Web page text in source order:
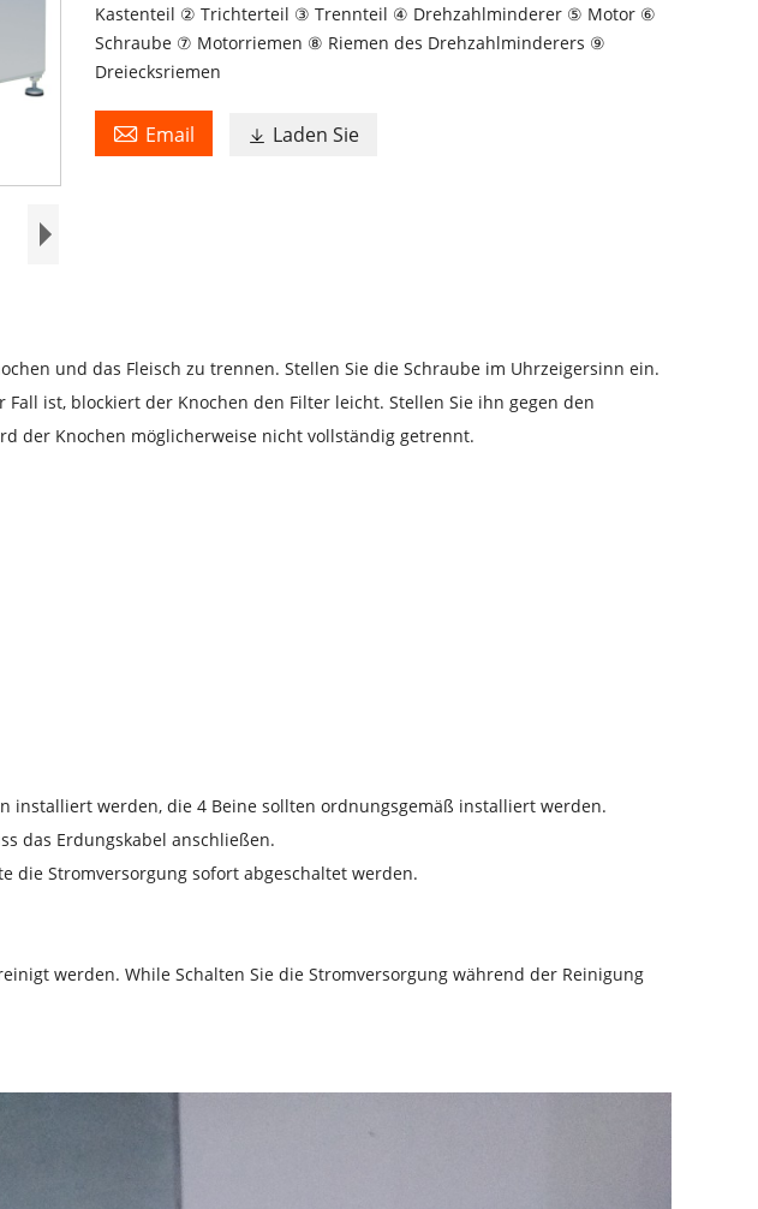
Kastenteil ② Trichterteil ③ Trennteil ④ Drehzahlminderer ⑤ Motor ⑥
Schraube ⑦ Motorriemen ⑧ Riemen des Drehzahlminderers ⑨
Dreiecksriemen
 Email  Laden Sie
und das Fleisch zu trennen. Stellen Sie die Schraube im Uhrzeigersinn ein.
ist, blockiert der Knochen den Filter leicht. Stellen Sie ihn gegen den
der Knochen möglicherweise nicht vollständig getrennt.
installiert werden, die 4 Beine sollten ordnungsgemäß installiert werden.
das Erdungskabel anschließen.
die Stromversorgung sofort abgeschaltet werden.
werden. While Schalten Sie die Stromversorgung während der Reinigung